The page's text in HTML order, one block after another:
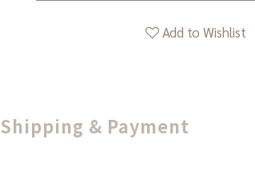
Add to Wishlist
Shipping & Payment